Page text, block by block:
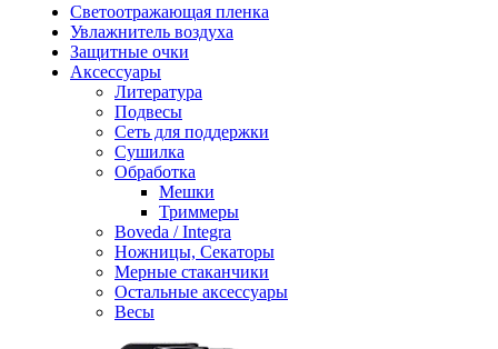
Светоотражающая пленка
Увлажнитель воздуха
Защитные очки
Аксессуары
Литература
Подвесы
Сеть для поддержки
Сушилка
Обработка
Мешки
Триммеры
Boveda / Integra
Ножницы, Секаторы
Мерные стаканчики
Остальные аксессуары
Весы